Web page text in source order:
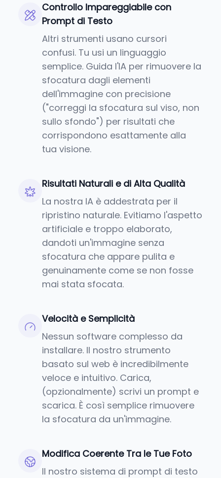
Controllo Impareggiabile con
Prompt di Testo
Altri strumenti usano cursori
confusi. Tu usi un linguaggio
semplice. Guida l'IA per rimuovere la
sfocatura dagli elementi
dell'immagine con precisione
("correggi la sfocatura sul viso, non
sullo sfondo") per risultati che
corrispondono esattamente alla
tua visione.
Risultati Naturali e di Alta Qualità
La nostra IA è addestrata per il
ripristino naturale. Evitiamo l'aspetto
artificiale e troppo elaborato,
dandoti un'immagine senza
sfocatura che appare pulita e
genuinamente come se non fosse
mai stata sfocata.
Velocità e Semplicità
Nessun software complesso da
installare. Il nostro strumento
basato sul web è incredibilmente
veloce e intuitivo. Carica,
(opzionalmente) scrivi un prompt e
scarica. È così semplice rimuovere
la sfocatura da un'immagine.
Modifica Coerente Tra le Tue Foto
Il nostro sistema di prompt di testo